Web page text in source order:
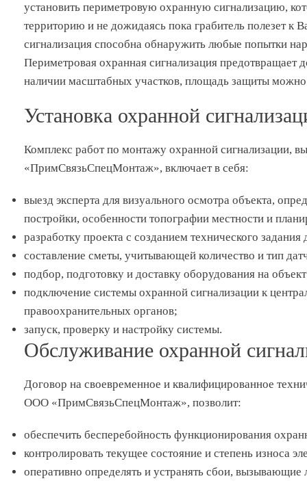
установить периметровую охранную сигнализацию,
территорию и не дожидаясь пока грабитель полезет к
сигнализация способна обнаружить любые попытки
Периметровая охранная сигнализация
наличии масштабных участков, площадь защиты
Установка охранной
Комплекс работ по монтажу охранной сигнализации,
«ПримСвязьСпецМонтаж», включает в себя:
выезд эксперта для визуального осмотра объекта,
постройки, особенности топографии местности и
разработку проекта с созданием технического
составление сметы, учитывающей количество и тип
подбор, подготовку и доставку оборудования на
подключение системы охранной сигнализации к
правоохранительных органов;
запуск, проверку и настройку системы.
Обслуживание охранной
Договор на своевременное и квалифицированное
ООО «ПримСвязьСпецМонтаж», позволит:
обеспечить бесперебойность функционирования
контролировать текущее состояние и степень износа
оперативно определять и устранять сбои,